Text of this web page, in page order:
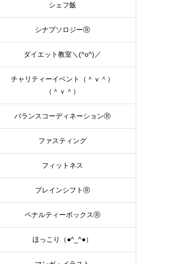
シェフ飯
シナプソロジーⓇ
ダイエット教室＼(^o^)／
チャリティーイベント（＾ｖ＾）
（＾ｖ＾）
バランスコーディネーションⓇ
ファスティング
フィットネス
ブレインシフトⓇ
ペナルティーボックスⓇ
ほっこり（●^_^●）